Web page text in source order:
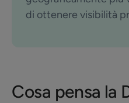
di ottenere visibilità
Cosa pensa la